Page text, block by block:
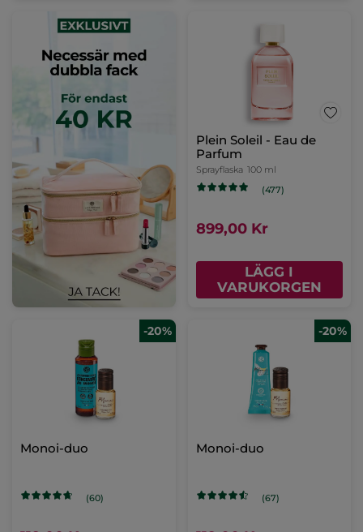
Plein Soleil - Eau de
Parfum
Sprayflaska 100 ml
(477)
899,00 Kr
LÄGG I
VARUKORGEN
-20%
Monoi-duo
(60)
-20%
Monoi-duo
(67)